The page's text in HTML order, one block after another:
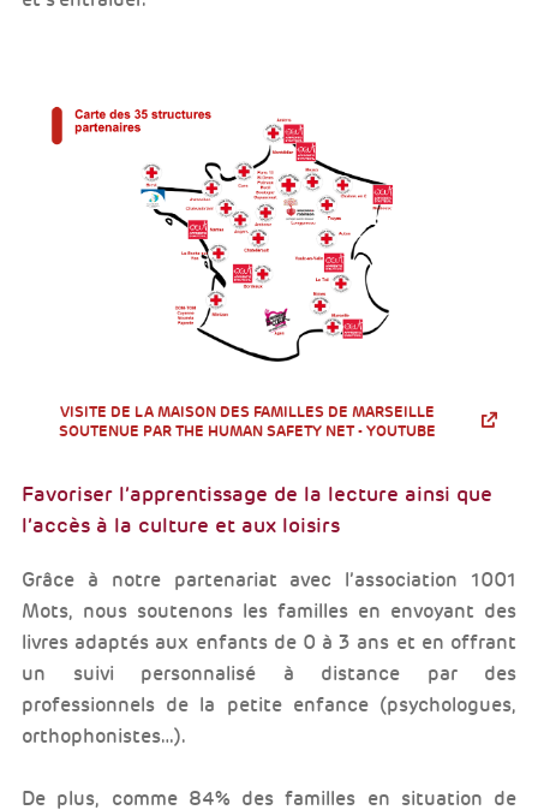
VISITE DE LA MAISON DES FAMILLES DE MARSEILLE
SOUTENUE PAR THE HUMAN SAFETY NET - YOUTUBE
Favoriser l’apprentissage de la lecture ainsi que
l’accès à la culture et aux loisirs
Grâce à notre partenariat avec l’association 1001
Mots, nous soutenons les familles en envoyant des
livres adaptés aux enfants de 0 à 3 ans et en offrant
un suivi personnalisé à distance par des
professionnels de la petite enfance (psychologues,
orthophonistes…).
De plus, comme 84% des familles en situation de